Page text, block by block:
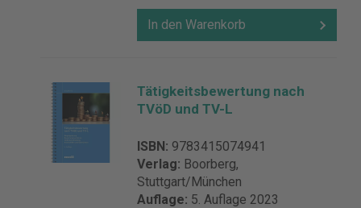
In den Warenkorb
Tätigkeitsbewertung nach
TVöD und TV-L
ISBN: 9783415074941
Verlag: Boorberg,
Stuttgart/München
Auflage: 5. Auflage 2023